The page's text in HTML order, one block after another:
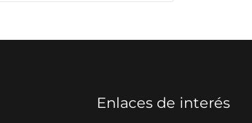
Enlaces de interés